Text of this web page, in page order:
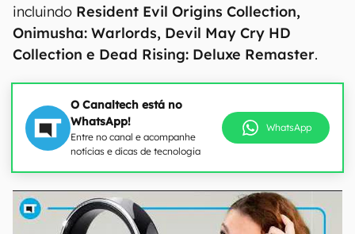
incluindo Resident Evil Origins Collection,
Onimusha: Warlords, Devil May Cry HD
Collection e Dead Rising: Deluxe Remaster.
O Canaltech está no
WhatsApp!
Entre no canal e acompanhe
notícias e dicas de tecnologia
WhatsApp